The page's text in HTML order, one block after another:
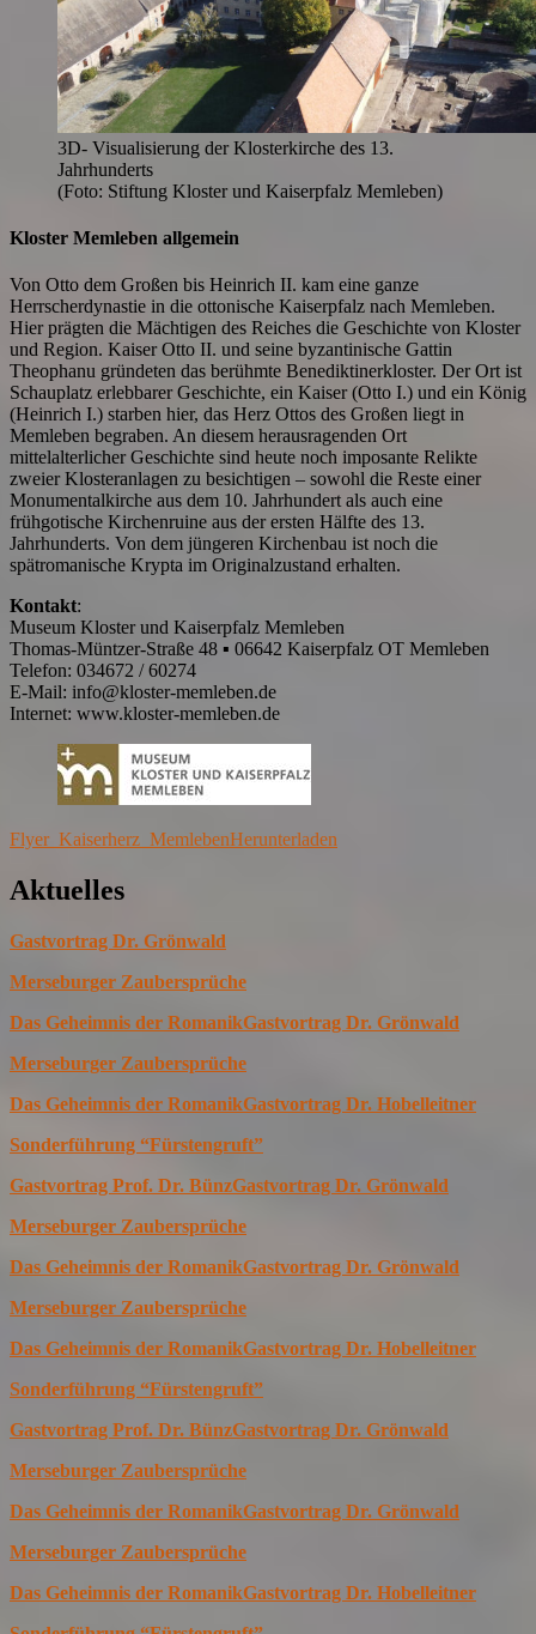
3D- Visualisierung der Klosterkirche des 13.
Jahrhunderts
(Foto: Stiftung Kloster und Kaiserpfalz Memleben)
Kloster Memleben allgemein
Von Otto dem Großen bis Heinrich II. kam eine ganze
Herrscherdynastie in die ottonische Kaiserpfalz nach Memleben.
Hier prägten die Mächtigen des Reiches die Geschichte von Kloster
und Region. Kaiser Otto II. und seine byzantinische Gattin
Theophanu gründeten das berühmte Benediktinerkloster. Der Ort ist
Schauplatz erlebbarer Geschichte, ein Kaiser (Otto I.) und ein König
(Heinrich I.) starben hier, das Herz Ottos des Großen liegt in
Memleben begraben. An diesem herausragenden Ort
mittelalterlicher Geschichte sind heute noch imposante Relikte
zweier Klosteranlagen zu besichtigen – sowohl die Reste einer
Monumentalkirche aus dem 10. Jahrhundert als auch eine
frühgotische Kirchenruine aus der ersten Hälfte des 13.
Jahrhunderts. Von dem jüngeren Kirchenbau ist noch die
spätromanische Krypta im Originalzustand erhalten.
Kontakt:
Museum Kloster und Kaiserpfalz Memleben
Thomas-Müntzer-Straße 48 ▪ 06642 Kaiserpfalz OT Memleben
Telefon: 034672 / 60274
E-Mail: info@kloster-memleben.de
Internet: www.kloster-memleben.de
Flyer_Kaiserherz_MemlebenHerunterladen
Aktuelles
Gastvortrag Dr. Grönwald
Merseburger Zaubersprüche
Das Geheimnis der RomanikGastvortrag Dr. Grönwald
Merseburger Zaubersprüche
Das Geheimnis der RomanikGastvortrag Dr. Hobelleitner
Sonderführung “Fürstengruft”
Gastvortrag Prof. Dr. BünzGastvortrag Dr. Grönwald
Merseburger Zaubersprüche
Das Geheimnis der RomanikGastvortrag Dr. Grönwald
Merseburger Zaubersprüche
Das Geheimnis der RomanikGastvortrag Dr. Hobelleitner
Sonderführung “Fürstengruft”
Gastvortrag Prof. Dr. BünzGastvortrag Dr. Grönwald
Merseburger Zaubersprüche
Das Geheimnis der RomanikGastvortrag Dr. Grönwald
Merseburger Zaubersprüche
Das Geheimnis der RomanikGastvortrag Dr. Hobelleitner